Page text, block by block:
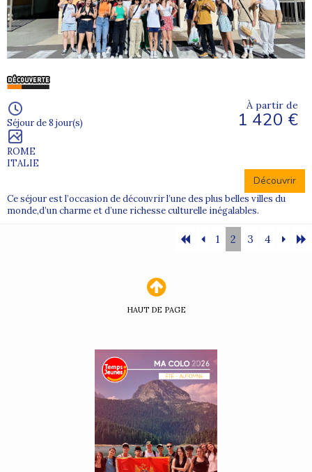
Séjour de 8 jour(s)
ROME
ITALIE
À partir de
1 420 €
Découvrir
Ce séjour est l’occasion de découvrir l’une des plus belles villes du
monde,d’un charme et d’une richesse culturelle inégalables.
1 2 3 4
HAUT DE PAGE